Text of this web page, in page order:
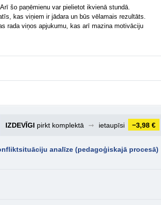
šo paņēmienu var pielietot ikvienā stundā.
kas viņiem ir jādara un būs vēlamais rezultāts.
rada viņos apjukumu, kas arī mazina motivāciju
IZDEVĪGI pirkt komplektā ➞ ietaupīsi −3,98 €
analīze (pedagoģiskajā procesā)